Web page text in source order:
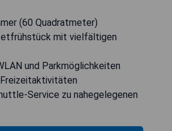
(60 Quadratmeter)
mit vielfältigen
und Parkmöglichkeiten
Service zu nahegelegenen